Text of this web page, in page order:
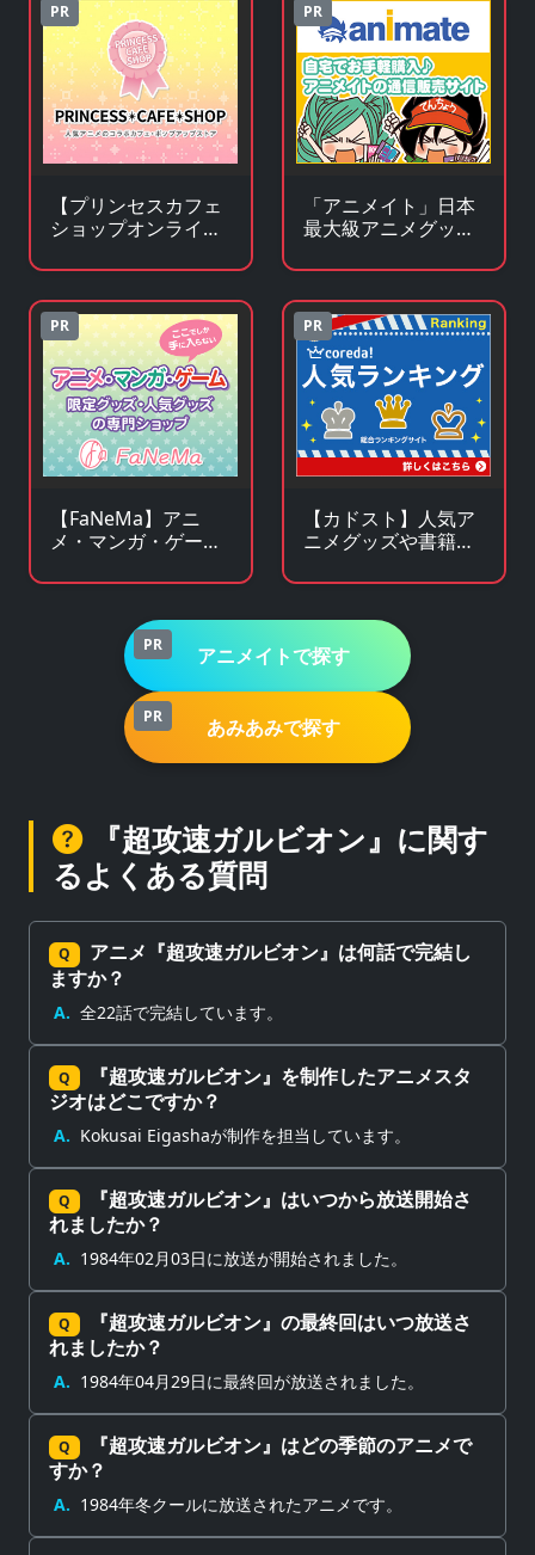
PR
【プリンセスカフェ
ショップオンライ
クターグッズの通販
サイト
PR
「アニメイト」日本
最大級アニメグッズ
PR
【FaNeMa】アニ
メ・マンガ・ゲーム
ズを皆様にお届けし
PR
【カドスト】人気ア
ニメグッズや書籍の
ラインストア
PR アニメイトで探す
PR あみあみで探す
『超攻速ガルビオン』に関す
るよくある質問
Q
アニメ『超攻速ガルビオン』は何話で完結し
ますか？
A. 全22話で完結しています。
Q
『超攻速ガルビオン』を制作したアニメスタ
ジオはどこですか？
A. Kokusai Eigashaが制作を担当しています。
Q
『超攻速ガルビオン』はいつから放送開始さ
れましたか？
A. 1984年02月03日に放送が開始されました。
Q
『超攻速ガルビオン』の最終回はいつ放送さ
れましたか？
A. 1984年04月29日に最終回が放送されました。
Q
『超攻速ガルビオン』はどの季節のアニメで
すか？
A. 1984年冬クールに放送されたアニメです。